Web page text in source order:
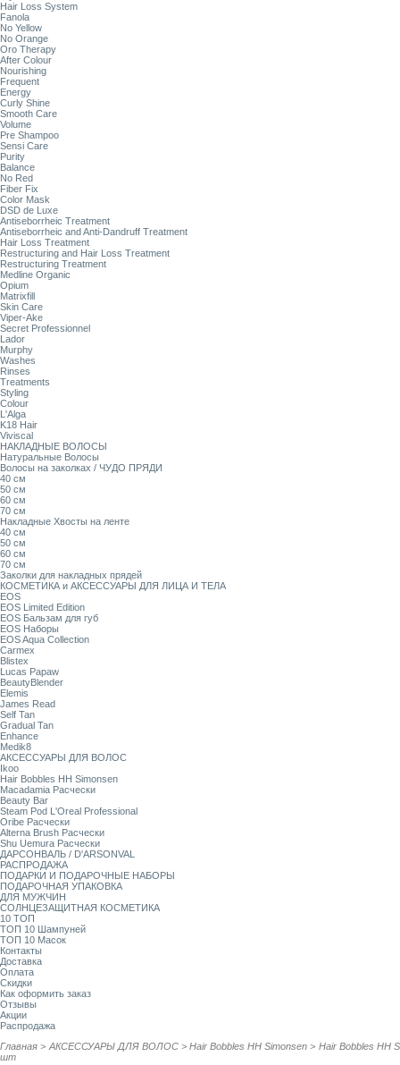
Hair Loss System
Fanola
No Yellow
No Orange
Oro Therapy
After Colour
Nourishing
Frequent
Energy
Curly Shine
Smooth Care
Volume
Pre Shampoo
Sensi Care
Purity
Balance
No Red
Fiber Fix
Color Mask
DSD de Luxe
Antiseborrheic Treatment
Antiseborrheic and Anti-Dandruff Treatment
Hair Loss Treatment
Restructuring and Hair Loss Treatment
Restructuring Treatment
Medline Organic
Opium
Matrixfill
Skin Care
Viper-Ake
Secret Professionnel
Lador
Murphy
Washes
Rinses
Treatments
Styling
Colour
L'Alga
K18 Hair
Viviscal
НАКЛАДНЫЕ ВОЛОСЫ
Натуральные Волосы
Волосы на заколках / ЧУДО ПРЯДИ
40 см
50 см
60 см
70 см
Накладные Хвосты на ленте
40 см
50 см
60 см
70 см
Заколки для накладных прядей
КОСМЕТИКА и АКСЕССУАРЫ ДЛЯ ЛИЦА И ТЕЛА
EOS
EOS Limited Edition
EOS Бальзам для губ
EOS Наборы
EOS Aqua Collection
Carmex
Blistex
Lucas Papaw
BeautyBlender
Elemis
James Read
Self Tan
Gradual Tan
Enhance
Medik8
АКСЕССУАРЫ ДЛЯ ВОЛОС
Ikoo
Hair Bobbles HH Simonsen
Macadamia Расчески
Beauty Bar
Steam Pod L'Oreal Professional
Oribe Расчески
Alterna Brush Расчески
Shu Uemura Расчески
ДАРСОНВАЛЬ / D'ARSONVAL
РАСПРОДАЖА
ПОДАРКИ И ПОДАРОЧНЫЕ НАБОРЫ
ПОДАРОЧНАЯ УПАКОВКА
ДЛЯ МУЖЧИН
СОЛНЦЕЗАЩИТНАЯ КОСМЕТИКА
10 ТОП
ТОП 10 Шампуней
ТОП 10 Масок
Контакты
Доставка
Оплата
Скидки
Как оформить заказ
Отзывы
Акции
Распродажа
Главная > АКСЕССУАРЫ ДЛЯ ВОЛОС > Hair Bobbles HH Simonsen > Hair Bobbles HH
шт